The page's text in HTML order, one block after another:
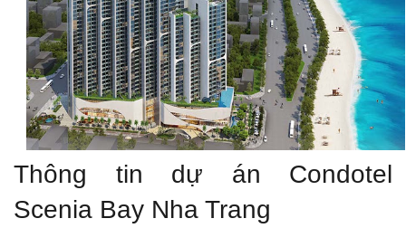
Thông tin dự án Condotel
Scenia Bay Nha Trang